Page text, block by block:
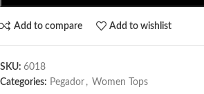
Add to compare Add to wishlist
SKU: 6018
Categories: Pegador​ , Women Tops